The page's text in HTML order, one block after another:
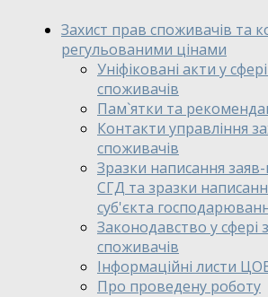
Захист прав споживачів та
регульованими цінами
Уніфіковані акти у
споживачів
Пам`ятки та
Контакти управління
споживачів
Зразки написання
СГД та зразки
суб'єкта
Законодавство у сфері
споживачів
Інформаційні листи
Про проведену роботу